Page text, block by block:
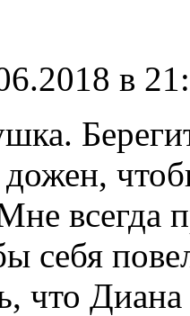
в
дожен,
всегда
себя
что